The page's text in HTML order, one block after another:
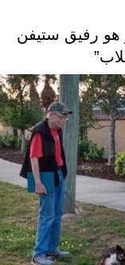
هو رفيق ستيفن